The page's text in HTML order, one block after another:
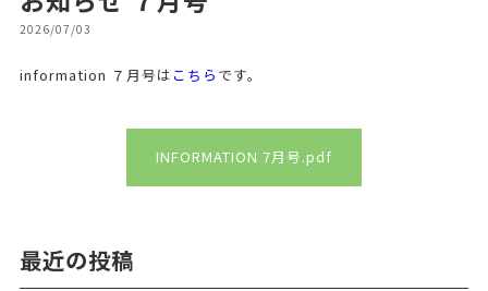
2026/07/03
information ７月号は こちら です。
INFORMATION 7月号.pdf
最近の投稿